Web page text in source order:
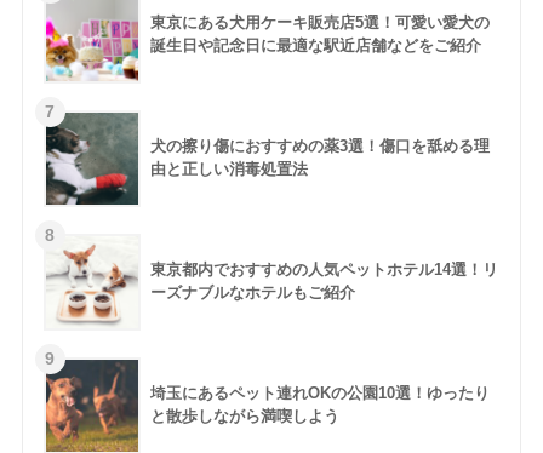
東京にある犬用ケーキ販売店5選！可愛い愛犬の
誕生日や記念日に最適な駅近店舗などをご紹介
犬の擦り傷におすすめの薬3選！傷口を舐める理
由と正しい消毒処置法
東京都内でおすすめの人気ペットホテル14選！リ
ーズナブルなホテルもご紹介
埼玉にあるペット連れOKの公園10選！ゆったり
と散歩しながら満喫しよう